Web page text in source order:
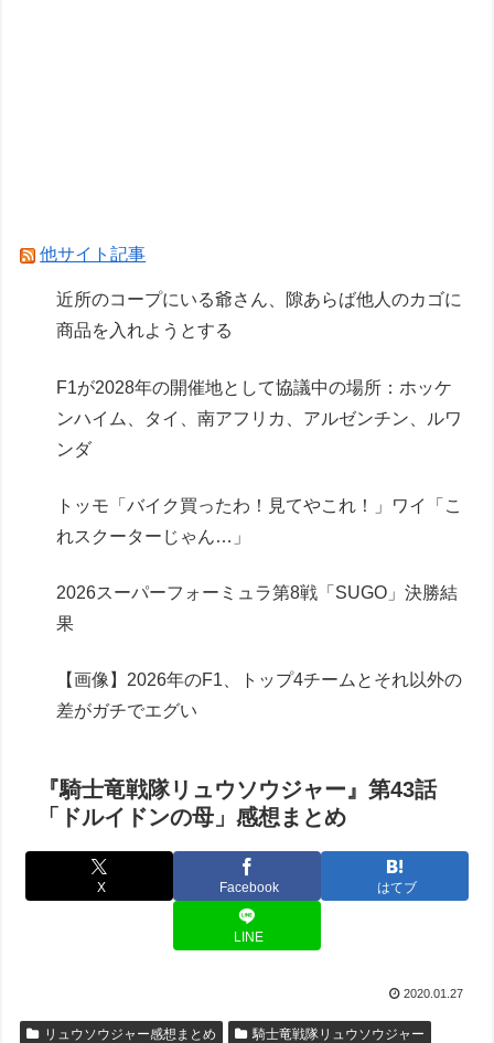
他サイト記事
近所のコープにいる爺さん、隙あらば他人のカゴに
商品を入れようとする
F1が2028年の開催地として協議中の場所：ホッケ
ンハイム、タイ、南アフリカ、アルゼンチン、ルワ
ンダ
トッモ「バイク買ったわ！見てやこれ！」ワイ「こ
れスクーターじゃん…」
2026スーパーフォーミュラ第8戦「SUGO」決勝結
果
【画像】2026年のF1、トップ4チームとそれ以外の
差がガチでエグい
『騎士竜戦隊リュウソウジャー』第43話
「ドルイドンの母」感想まとめ
X Facebook はてブ
LINE
2020.01.27
リュウソウジャー感想まとめ 騎士竜戦隊リュウソウジャー